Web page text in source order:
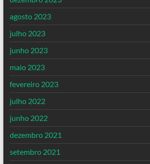
agosto 2023
julho 2023
junho 2023
maio 2023
fevereiro 2023
julho 2022
junho 2022
dezembro 2021
setembro 2021